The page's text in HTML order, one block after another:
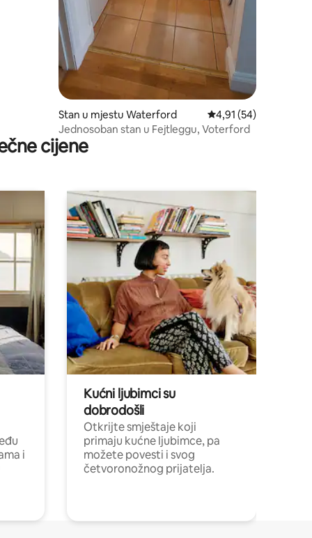
Stan u mjestu Waterford prosječna ocjena
4,91 (54)
Jednosoban stan u Fejtleggu, Voterford
cijene
i
Kućni ljubimci su
dobrodošli
Otkrijte smještaje koji
primaju kućne ljubimce, pa
možete povesti i svog
četvoronožnog prijatelja.